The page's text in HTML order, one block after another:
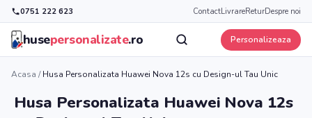
0751 222 623 ContactLivrareReturDespre noi
husepersonalizate.ro Personalizeaza
Acasa /Husa Personalizata Huawei Nova 12s cu Design-ul Tau Unic
Husa Personalizata Huawei Nova 12s